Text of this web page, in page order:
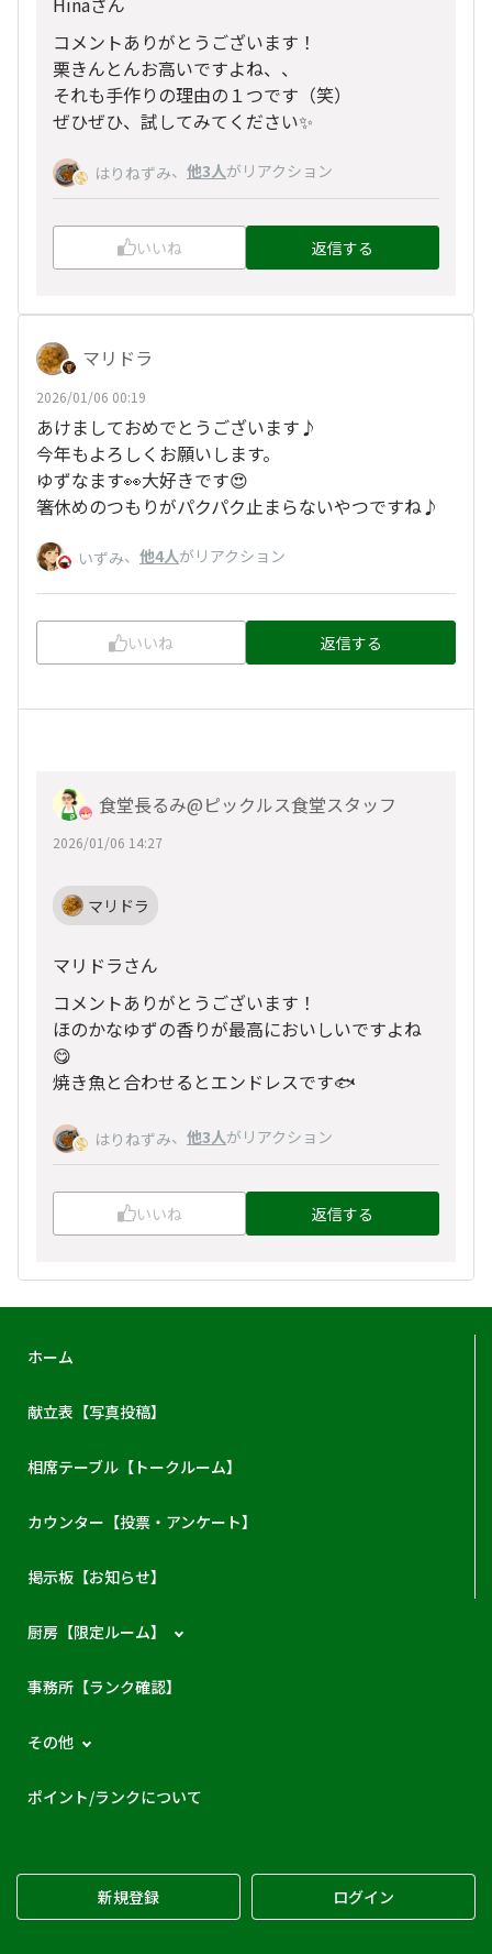
コメントありがとうございます！
栗きんとんお高いですよね、、
それも手作りの理由の１つです（笑）
ぜひぜひ、試してみてください✨
はりねずみ、 他3人がリアクション
いいね 返信する
マリドラ
2026/01/06 00:19
あけましておめでとうございます♪
今年もよろしくお願いします。
ゆずなます👀大好きです😍
箸休めのつもりがパクパク止まらないやつですね♪
いずみ、 他4人がリアクション
いいね 返信する
食堂長るみ@ピックルス食堂スタッフ
2026/01/06 14:27
マリドラ
マリドラさん
コメントありがとうございます！
ほのかなゆずの香りが最高においしいですよね
😋
焼き魚と合わせるとエンドレスです🐟
はりねずみ、 他3人がリアクション
いいね 返信する
ホーム
献立表【写真投稿】
相席テーブル【トークルーム】
カウンター【投票・アンケート】
掲示板【お知らせ】
厨房【限定ルーム】
事務所【ランク確認】
その他
ポイント/ランクについて
新規登録 ログイン